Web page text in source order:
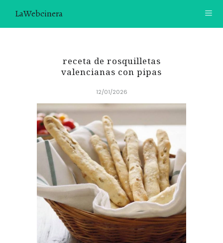
LaWebcinera
VIDEORECETAS
SOBRE MÍ
¿TE GUSTARÍA UNIRTE A NUESTRA AVENTURA GASTRON
ÓMICA?
ÚNETE A LA NEWSLETTER
RECOMENDACIONES
receta de rosquilletas
valencianas con pipas
12/01/2026